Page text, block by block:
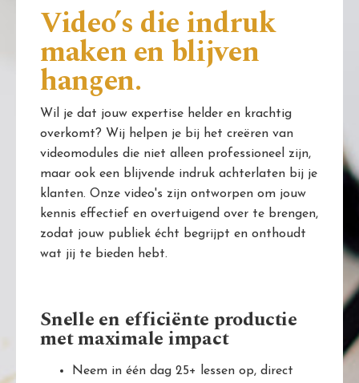
Video’s die indruk
maken en blijven
hangen.
Wil je dat jouw expertise helder en krachtig
overkomt? Wij helpen je bij het creëren van
videomodules die niet alleen professioneel zijn,
maar ook een blijvende indruk achterlaten bij je
klanten. Onze video's zijn ontworpen om jouw
kennis effectief en overtuigend over te brengen,
zodat jouw publiek écht begrijpt en onthoudt
wat jij te bieden hebt.
Snelle en efficiënte productie
met maximale impact
Neem in één dag 25+ lessen op, direct